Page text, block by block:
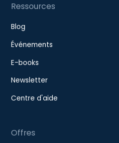
Ressources
Blog
Événements
E-books
Newsletter
Centre d'aide
Offres